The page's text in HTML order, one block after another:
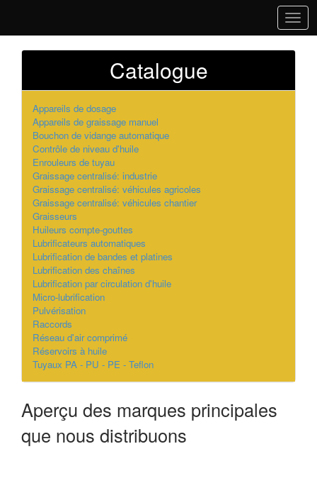
Catalogue
Appareils de dosage
Appareils de graissage manuel
Bouchon de vidange automatique
Contrôle de niveau d'huile
Enrouleurs de tuyau
Graissage centralisé: industrie
Graissage centralisé: véhicules agricoles
Graissage centralisé: véhicules chantier
Graisseurs
Huileurs compte-gouttes
Lubrificateurs automatiques
Lubrification de bandes et platines
Lubrification des chaînes
Lubrification par circulation d'huile
Micro-lubrification
Pulvérisation
Raccords
Réseau d'air comprimé
Réservoirs à huile
Tuyaux PA - PU - PE - Teflon
Aperçu des marques principales
que nous distribuons